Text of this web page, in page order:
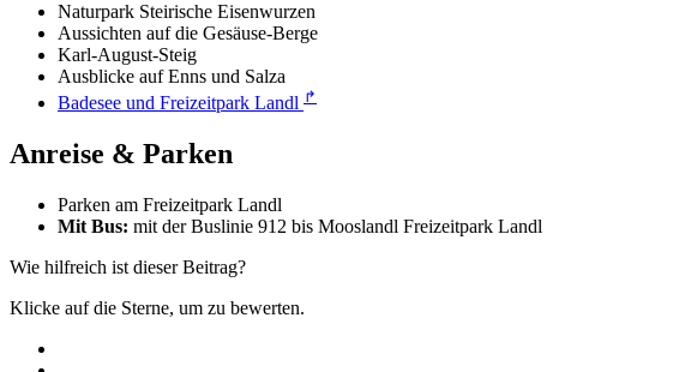
Naturpark Steirische Eisenwurzen
Aussichten auf die Gesäuse-Berge
Karl-August-Steig
Ausblicke auf Enns und Salza
Badesee und Freizeitpark Landl ↱
Anreise & Parken
Parken am Freizeitpark Landl
Mit Bus: mit der Buslinie 912 bis Mooslandl Freizeitpark Landl
Wie hilfreich ist dieser Beitrag?
Klicke auf die Sterne, um zu bewerten.